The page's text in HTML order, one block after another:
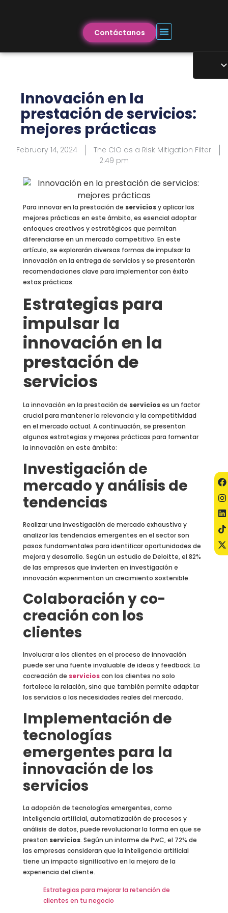
Contáctanos
Innovación en la
prestación de servicios:
mejores prácticas
February 14, 2024
The CIO as a Risk Mitigation Filter
2:49 pm
Para innovar en la prestación de serviciosy aplicar las
mejores prácticas en este ámbito, es esencial adoptar
enfoques creativos y estratégicos que permitan
diferenciarse en un mercado competitivo. En este
artículo, se explorarán diversas formas de impulsar la
innovación en la entrega de servicios y se presentarán
recomendaciones clave para implementar con éxito
estas prácticas.
Estrategias para
impulsar la
innovación en la
prestación de
servicios
La innovación en la prestación de servicioses un factor
crucial para mantener la relevancia y la competitividad
en el mercado actual. A continuación, se presentan
algunas estrategias y mejores prácticas para fomentar
la innovación en este ámbito:
Investigación de
mercado y análisis de
tendencias
Realizar una investigación de mercado exhaustiva y
analizar las tendencias emergentes en el sector son
pasos fundamentales para identificar oportunidades de
mejora y desarrollo. Según un estudio de Deloitte, el 82%
de las empresas que invierten en investigación e
innovación experimentan un crecimiento sostenible.
Colaboración y co-
creación con los
clientes
Involucrar a los clientes en el proceso de innovación
puede ser una fuente invaluable de ideas y feedback. La
cocreación de servicioscon los clientes no solo
fortalece la relación, sino que también permite adaptar
los servicios a las necesidades reales del mercado.
Implementación de
tecnologías
emergentes para la
innovación de los
servicios
La adopción de tecnologías emergentes, como
inteligencia artificial, automatización de procesos y
análisis de datos, puede revolucionar la forma en que se
prestan servicios. Según un informe de PwC, el 72% de
las empresas consideran que la inteligencia artificial
tiene un impacto significativo en la mejora de la
experiencia del cliente.
Estrategias para mejorar la retención de
clientes en tu negocio